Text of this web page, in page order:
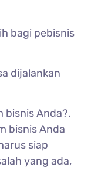
bagi pebisnis
dijalankan
bisnis Anda?.
bisnis Anda
siap
yang ada,